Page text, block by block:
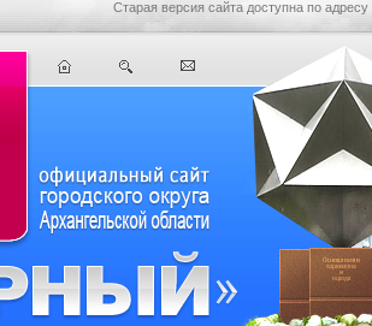
Старая версия сайта доступна по адресу